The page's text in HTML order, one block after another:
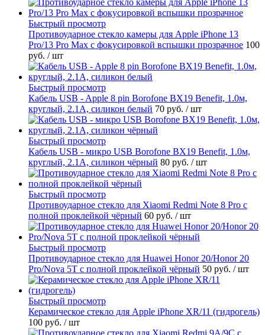
Быстрый просмотр
Противоударное стекло камеры для Apple iPhone 13
Pro/13 Pro Max с фокусировкой вспышки прозрачное 100
руб. / шт
Быстрый просмотр
Кабель USB - Apple 8 pin Borofone BX19 Benefit, 1.0м,
круглый, 2.1A, силикон белый 70 руб. / шт
Быстрый просмотр
Кабель USB - микро USB Borofone BX19 Benefit, 1.0м,
круглый, 2.1A, силикон чёрный 80 руб. / шт
Быстрый просмотр
Противоударное стекло для Xiaomi Redmi Note 8 Pro с
полной проклейкой чёрный 60 руб. / шт
Быстрый просмотр
Противоударное стекло для Huawei Honor 20/Honor 20
Pro/Nova 5T с полной проклейкой чёрный 50 руб. / шт
Быстрый просмотр
Керамическое стекло для Apple iPhone XR/11 (гидрогель)
100 руб. / шт